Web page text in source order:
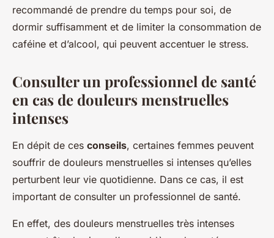
recommandé de prendre du temps pour soi, de
dormir suffisamment et de limiter la consommation de
caféine et d’alcool, qui peuvent accentuer le stress.
Consulter un professionnel de santé
en cas de douleurs menstruelles
intenses
En dépit de ces conseils, certaines femmes peuvent
souffrir de douleurs menstruelles si intenses qu’elles
perturbent leur vie quotidienne. Dans ce cas, il est
important de consulter un professionnel de santé.
En effet, des douleurs menstruelles très intenses